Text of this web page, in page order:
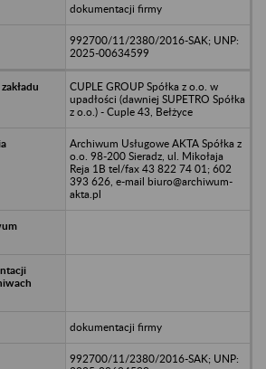
dokumentacji firmy
992700/11/2380/2016-SAK; UNP:
2025-00634599
CUPLE GROUP Spółka z o.o. w
upadłości (dawniej SUPETRO Spółka
z o.o.) - Cuple 43, Bełżyce
Archiwum Usługowe AKTA Spółka z
o.o. 98-200 Sieradz, ul. Mikołaja
Reja 1B tel/fax 43 822 74 01; 602
393 626, e-mail biuro@archiwum-
akta.pl
dokumentacji firmy
992700/11/2380/2016-SAK; UNP: